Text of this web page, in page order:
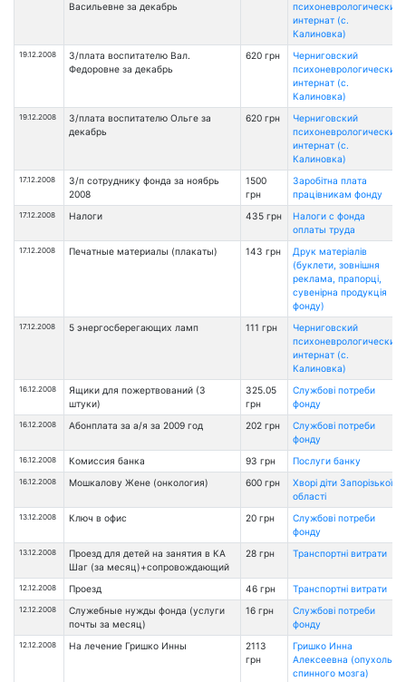
Васильевне за декабрь
психоневрологический
интернат (с.
Калиновка)
19.12.2008
З/плата воспитателю Вал.
Федоровне за декабрь
620 грн
Черниговский
психоневрологический
интернат (с.
Калиновка)
19.12.2008
З/плата воспитателю Ольге за
декабрь
620 грн
Черниговский
психоневрологический
интернат (с.
Калиновка)
17.12.2008
З/п сотруднику фонда за ноябрь
2008
1500
грн
Заробітна плата
працівникам фонду
17.12.2008 Налоги 435 грн
Налоги с фонда
оплаты труда
17.12.2008 Печатные материалы (плакаты) 143 грн
Друк матеріалів
(буклети, зовнішня
реклама, прапорці,
сувенірна продукція
фонду)
17.12.2008 5 энергосберегающих ламп 111 грн
Черниговский
психоневрологический
интернат (с.
Калиновка)
16.12.2008
Ящики для пожертвований (3
штуки)
325.05
грн
Службові потреби
фонду
16.12.2008 Абонплата за а/я за 2009 год 202 грн
Службові потреби
фонду
16.12.2008 Комиссия банка 93 грн Послуги банку
16.12.2008 Мошкалову Жене (онкология) 600 грн
Хворі діти Запорізької
області
13.12.2008 Ключ в офис 20 грн
Службові потреби
фонду
13.12.2008
Проезд для детей на занятия в КА
Шаг (за месяц)+сопровождающий
28 грн Транспортні витрати
12.12.2008 Проезд 46 грн Транспортні витрати
12.12.2008
Служебные нужды фонда (услуги
почты за месяц)
16 грн
Службові потреби
фонду
12.12.2008 На лечение Гришко Инны
2113
грн
Гришко Инна
Алексеевна (опухоль
спинного мозга)